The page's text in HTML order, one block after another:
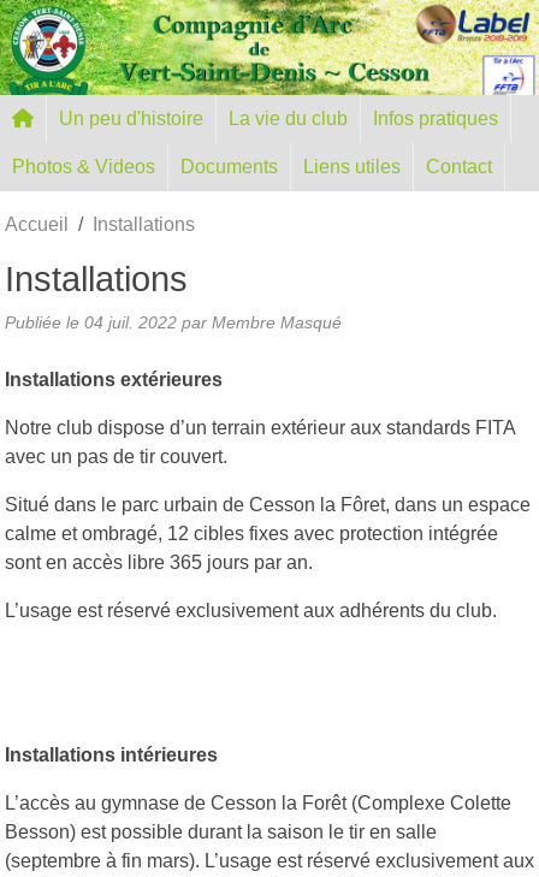
Un peu d'histoire La vie du club Infos pratiques
Photos & Videos Documents Liens utiles Contact
Accueil Installations
Installations
Publiée le 04 juil. 2022 par Membre Masqué
Installations extérieures
Notre club dispose d’un terrain extérieur aux standards FITA
avec un pas de tir couvert.
Situé dans le parc urbain de Cesson la Fôret, dans un espace
calme et ombragé, 12 cibles fixes avec protection intégrée
sont en accès libre 365 jours par an.
L’usage est réservé exclusivement aux adhérents du club.
Installations intérieures
L’accès au gymnase de Cesson la Forêt (Complexe Colette
Besson) est possible durant la saison le tir en salle
(septembre à fin mars). L’usage est réservé exclusivement aux
Panneau de gestion des cookies